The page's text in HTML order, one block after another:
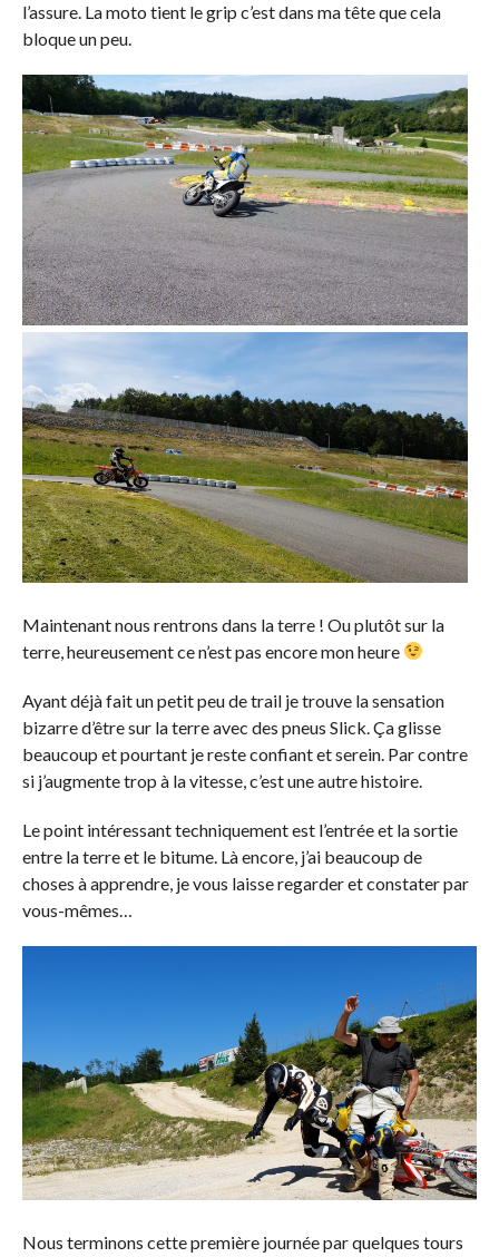
l’assure. La moto tient le grip c’est dans ma tête que cela
bloque un peu.
Maintenant nous rentrons dans la terre ! Ou plutôt sur la
terre, heureusement ce n’est pas encore mon heure
Ayant déjà fait un petit peu de trail je trouve la sensation
bizarre d’être sur la terre avec des pneus Slick. Ça glisse
beaucoup et pourtant je reste confiant et serein. Par contre
si j’augmente trop à la vitesse, c’est une autre histoire.
Le point intéressant techniquement est l’entrée et la sortie
entre la terre et le bitume. Là encore, j’ai beaucoup de
choses à apprendre, je vous laisse regarder et constater par
vous-mêmes…
Nous terminons cette première journée par quelques tours